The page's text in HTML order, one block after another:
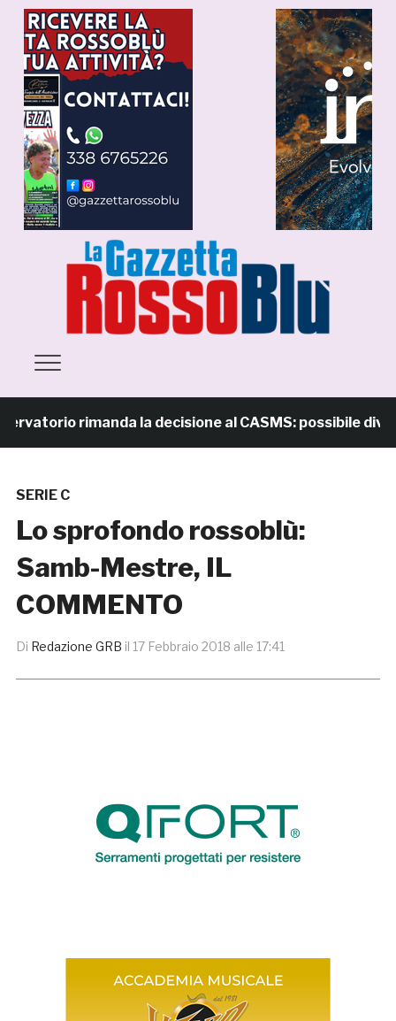
rimanda la decisione al CASMS: possibile divieto
SERIE C
Lo sprofondo rossoblù:
Samb-Mestre, IL
COMMENTO
Di Redazione GRB il 17 Febbraio 2018 alle 17:41